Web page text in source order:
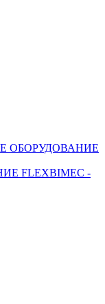
ОБОРУДОВАНИЕ
FLEXBIMEC -